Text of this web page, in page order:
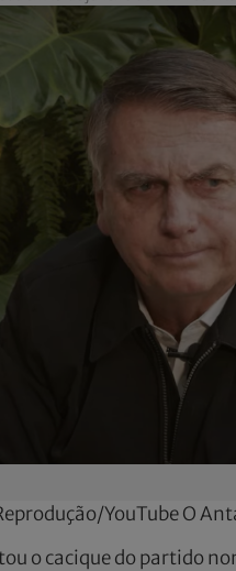
YouTube O
o cacique do partido